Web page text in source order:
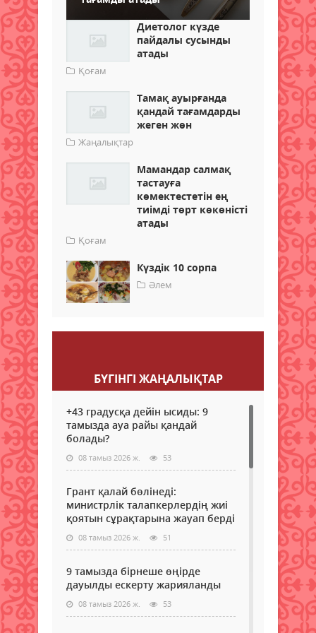
Диетолог күзде
пайдалы сусынды
атады
Қоғам
Тамақ ауырғанда
қандай тағамдарды
жеген жөн
Жаңалықтар
Мамандар салмақ
тастауға
көмектестетін ең
тиімді төрт көкөністі
атады
Қоғам
Күздік 10 сорпа
Әлем
БҮГІНГI ЖАҢАЛЫҚТАР
+43 градусқа дейін ысиды: 9
тамызда ауа райы қандай
болады?
08 тамыз 2026 ж. 53
Грант қалай бөлінеді:
министрлік талапкерлердің жиі
қоятын сұрақтарына жауап берді
08 тамыз 2026 ж. 51
9 тамызда бірнеше өңірде
дауылды ескерту жарияланды
08 тамыз 2026 ж. 53